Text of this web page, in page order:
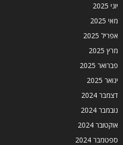
יוני 2025
מאי 2025
אפריל 2025
מרץ 2025
פברואר 2025
ינואר 2025
דצמבר 2024
נובמבר 2024
אוקטובר 2024
ספטמבר 2024